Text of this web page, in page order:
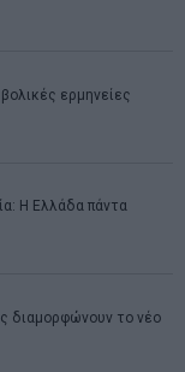
ερμηνείες
Η Ελλάδα πάντα
διαμορφώνουν το νέο